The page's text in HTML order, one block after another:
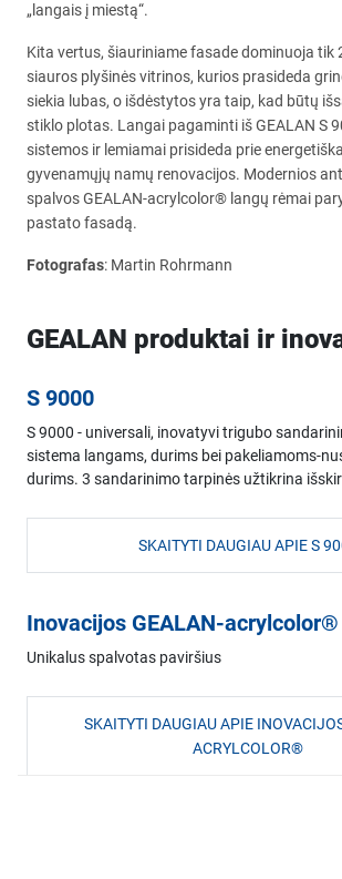
„langais į miestą“.
Kita vertus, šiauriniame fasade dominuoja tik
siauros plyšinės vitrinos, kurios prasideda
siekia lubas, o išdėstytos yra taip, kad būtų
stiklo plotas. Langai pagaminti iš GEALAN S
sistemos ir lemiamai prisideda prie
gyvenamųjų namų renovacijos. Modernios
spalvos GEALAN-acrylcolor® langų rėmai
pastato fasadą.
Fotografas: Martin Rohrmann
GEALAN produktai ir
S 9000
S 9000 - universali, inovatyvi trigubo
sistema langams, durims bei pakeliamoms-
durims. 3 sandarinimo tarpinės užtikrina
SKAITYTI DAUGIAU APIE S
Inovacijos GEALAN-acrylcolor®
Unikalus spalvotas paviršius
SKAITYTI DAUGIAU APIE
ACRYLCOLOR®